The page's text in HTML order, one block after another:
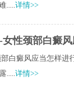
.....详情>>
性颈部白癜
白癜风应当怎样进
.....详情>>